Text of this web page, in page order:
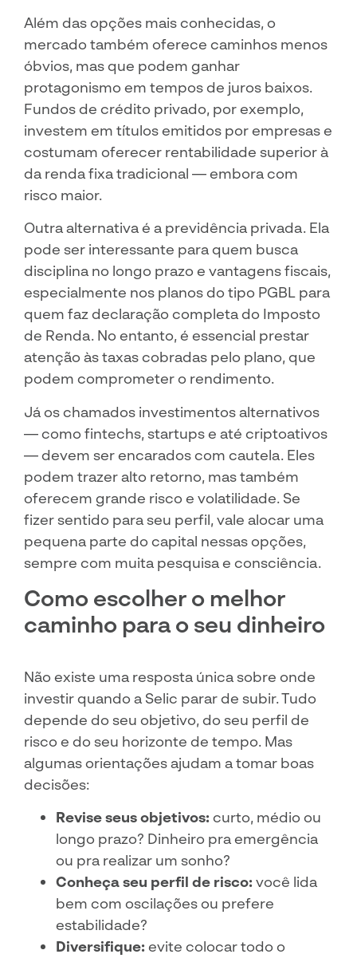
Além das opções mais conhecidas, o
mercado também oferece caminhos menos
óbvios, mas que podem ganhar
protagonismo em tempos de juros baixos.
Fundos de crédito privado, por exemplo,
investem em títulos emitidos por empresas e
costumam oferecer rentabilidade superior à
da renda fixa tradicional — embora com
risco maior.
Outra alternativa é a previdência privada. Ela
pode ser interessante para quem busca
disciplina no longo prazo e vantagens fiscais,
especialmente nos planos do tipo PGBL para
quem faz declaração completa do Imposto
de Renda. No entanto, é essencial prestar
atenção às taxas cobradas pelo plano, que
podem comprometer o rendimento.
Já os chamados investimentos alternativos
— como fintechs, startups e até criptoativos
— devem ser encarados com cautela. Eles
podem trazer alto retorno, mas também
oferecem grande risco e volatilidade. Se
fizer sentido para seu perfil, vale alocar uma
pequena parte do capital nessas opções,
sempre com muita pesquisa e consciência.
Como escolher o melhor
caminho para o seu dinheiro
Não existe uma resposta única sobre onde
investir quando a Selic parar de subir. Tudo
depende do seu objetivo, do seu perfil de
risco e do seu horizonte de tempo. Mas
algumas orientações ajudam a tomar boas
decisões:
Revise seus objetivos:curto, médio ou
longo prazo? Dinheiro pra emergência
ou pra realizar um sonho?
Conheça seu perfil de risco:você lida
bem com oscilações ou prefere
estabilidade?
Diversifique:evite colocar todo o